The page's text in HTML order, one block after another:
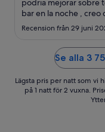
bar en la noche ,
mejorar"
Recension från 29 juni
Se alla 3
Lägsta pris per natt som vi
på 1 natt för 2 vuxna.